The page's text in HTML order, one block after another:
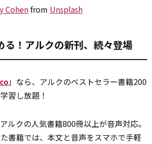
Cohenfrom Unsplash
！アルクの新刊、続々登場
」なら、アルクのベストセラー書籍200
習し放題！
ルクの人気書籍800冊以上が音声対応。
た書籍では、本文と音声をスマホで手軽